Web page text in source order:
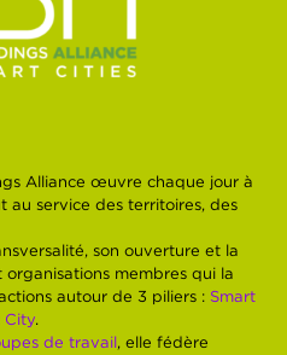
Alliance œuvre chaque jour à
au service des territoires, des
son ouverture et la
membres qui la
autour de 3 piliers : Smart
City.
de travail, elle fédère